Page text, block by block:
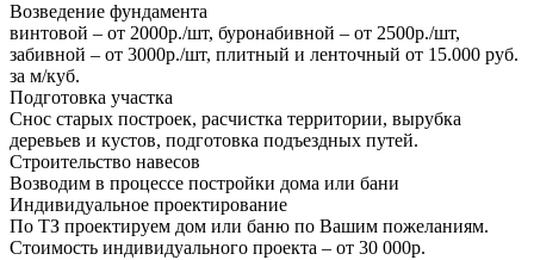
Возведение фундамента
винтовой – от 2000р./шт, буронабивной – от 2500р./шт,
забивной – от 3000р./шт, плитный и ленточный от 15.000 руб.
за м/куб.
Подготовка участка
Снос старых построек, расчистка территории, вырубка
деревьев и кустов, подготовка подъездных путей.
Строительство навесов
Возводим в процессе постройки дома или бани
Индивидуальное проектирование
По ТЗ проектируем дом или баню по Вашим пожеланиям.
Стоимость индивидуального проекта – от 30 000р.